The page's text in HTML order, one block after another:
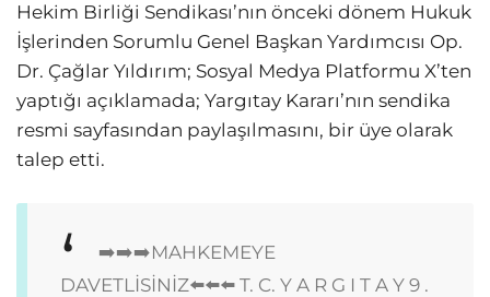
Hekim Birliği Sendikası’nın önceki dönem Hukuk
İşlerinden Sorumlu Genel Başkan Yardımcısı Op.
Dr. Çağlar Yıldırım; Sosyal Medya Platformu X’ten
yaptığı açıklamada; Yargıtay Kararı’nın sendika
resmi sayfasından paylaşılmasını, bir üye olarak
talep etti.
➡️➡️➡️MAHKEMEYE
DAVETLİSİNİZ⬅️⬅️⬅️ T. C. Y A R G I T A Y 9 .